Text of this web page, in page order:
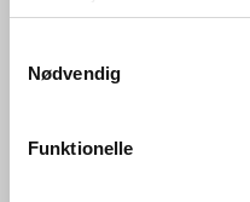
Foruden nødvendige og
cookies. Disse bruger vi
marketingcookies, som vi
markedsføring med
Nødvendig
Funktionelle
VM Zink
Fragt 65,-